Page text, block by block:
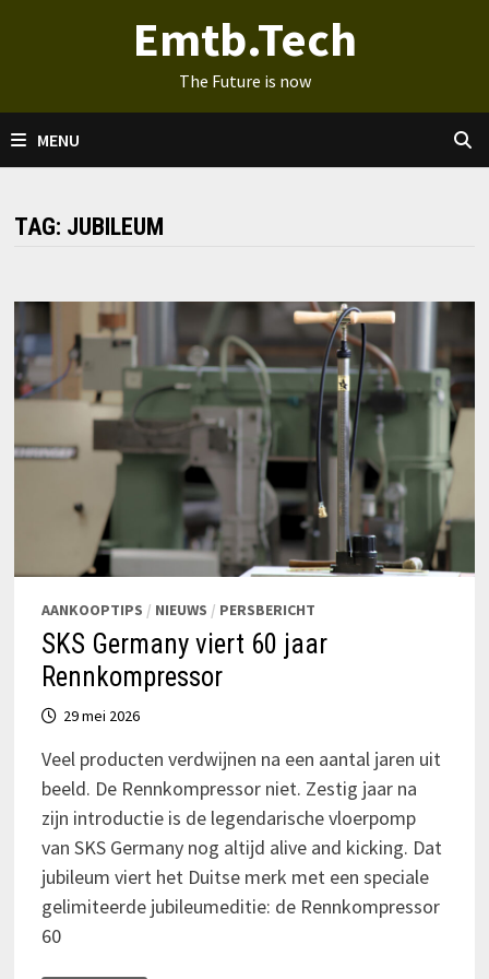
Emtb.Tech
The Future is now
MENU
TAG: JUBILEUM
AANKOOPTIPS / NIEUWS / PERSBERICHT
SKS Germany viert 60 jaar
Rennkompressor
29 mei 2026
Veel producten verdwijnen na een aantal jaren uit
beeld. De Rennkompressor niet. Zestig jaar na
zijn introductie is de legendarische vloerpomp
van SKS Germany nog altijd alive and kicking. Dat
jubileum viert het Duitse merk met een speciale
gelimiteerde jubileumeditie: de Rennkompressor
60